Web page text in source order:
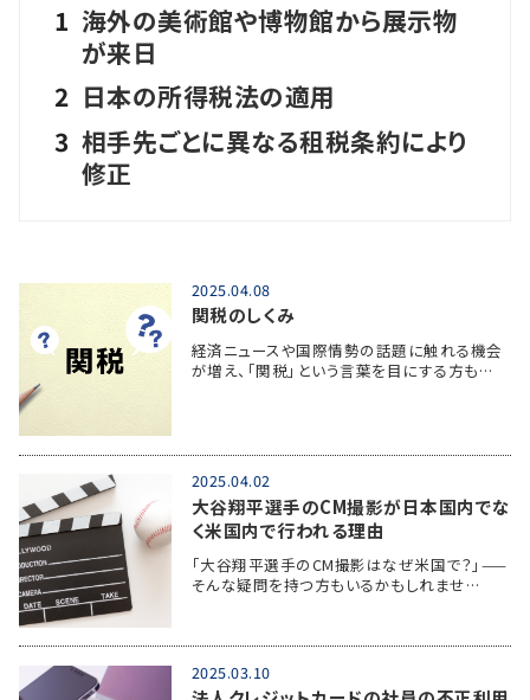
1 海外の美術館や博物館から展示物
が来日
2 日本の所得税法の適用
3 相手先ごとに異なる租税条約により
修正
2025.04.08
関税のしくみ
経済ニュースや国際情勢の話題に触れる機会
が増え、「関税」という言葉を目にする方も…
2025.04.02
大谷翔平選手のCM撮影が日本国内でな
く米国内で行われる理由
「大谷翔平選手のCM撮影はなぜ米国で？」——
そんな疑問を持つ方もいるかもしれませ…
2025.03.10